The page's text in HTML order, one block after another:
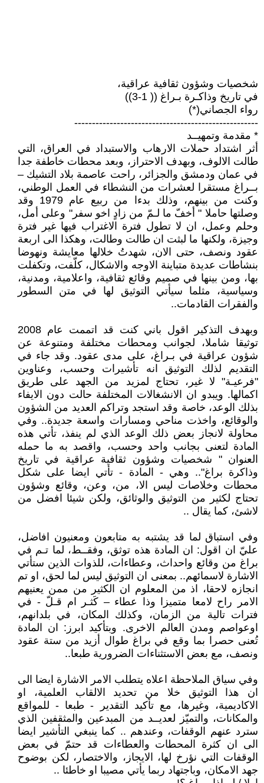
شخصيات وشؤون ثقافية عراقية،
في تاريخ وذاكـرة بـراغ (( 1-3))
رواء الجصاني(*)
----------------------------------------------------
* مقدمة وتمهيــد
أثر اشتداد حملات الارهاب والاستبداد في العراق، التي
طالت الالوف، وبهدف الاحتراز، وبعد محطات خاطفة جدا
في عمان ودمشق والجزائر، راحت عاصمة بلاد التشيك –
بــراغ مستقرا لعشرات من النشطاء في العمل الوطني،
وكنت من بينهم، وذلك بدءا من ربيع عام 1979 وقد
وصلتها حاملا " أخفّ ما لـمّ من زادٍ اخو سفر" وعلى أمل،
وحلم وعمل، ان لا تطول فترة الاغتراب فيها غير فترة
وجيزة، ولكنها ما لبثت ان طالت وطالت، وهكذا الى اربعة
عقود ونصف، حتى الان، شهدتُ خلالها معايشة ونهوضا
بنشاطات عديدة متباينة الاوجه والاشكال، كلّفت، وتكفلت
بها، ومن بينها في صميم وقائع ثقافية، واعلامية، ومدنية،
وسياسية، مثلما سيأتي التوثيق لها في متن السطور
والفقرات القادمات..
وبهدف التذكير اقول باني كنت قد اتممت عام 2008
توثيقا شاملا، لجوانب ومحطات مختلفة ومتنوعة عن
شؤون عراقية في بـراغ، على مدى عقود. وقد جاء في
التقديم لذلك التوثيق انه تأشيرات وحسب، وعناوين
"فرعيـة" لا غير، تحتاج لمزيد من الجهد على طريق
اكمالها. ويبدو ان الانشغالات المختلفة حالت دون الايفاء
بذلك الوعد، خاصة وقد استجد وتراكم العديد من الشؤون
والوقائع، واخذت مناحي ومسارات واسعة جديدة.. وفي
محاولة لانجاز بعض ذلك الوعد الذي لم ينفذ، تأتي هذه
المادة لتعنى بجانب واحد وحسب، واقصد به ما حمله
العنوان " شخصيات وشؤون ثقافية عراقية في تاريخ
وذاكرة براغ".. وهي - المادة - تأتي ايضا على شكل
محطات وخلاصات ليس الا، من، وعن، وقائع وشؤون
تحتاج لكثير من التوثيق والوثائق، ولكن شيئا افضل من
لاشئ، كما يقال ..
وفي استباق لما قد يشتبه به متابعون ومعنيون افاضل،
عليّ ان اقول: ان المادة هذه توثق، وفقــط، لما تـم في
براغ من وقائع واحداث، وعطاءات، للذوات الذين ستأتي
الاشارة لاسمائهم.. بمعنى ان التوثيق ليس لما لحق، او تم
انجازه لاحقا، اذ من المعلوم ان الكثير من ممن يعنيهم
الامر راح لامعا متميزا وذا عطاء – كَثـر ام قـلّ - في
فترات تالية من الزمان، وكذلك المكان، في بلدانهم،
اوعواصم ومدن العالم الاخرى. وبتأكيد ابرز: ان المادة
تُعنى حصرا بما وقع في براغ طوال أزيد من ستة عقود
ونصف، مع بعض الاستثناءات الضرورية طبعا..
وفي سياق الملاحظة اعلاه يتطلب الامر الاشارة ايضا الى
ان هذا التوثيق خلا من تحديد الالقاب العلمية، او
الاكاديمية، وغيرها، مع تأكيد التقدير - طبعا - للمواقع
والمكانات، والتميّز لعديــد من المبدعين والمثقفين الذي
سترد عنهم الوقفات، وعندهم .. كما ينبغي التأشير ايضا
الى ان كثرة المحطات والعطاءات قد حتمّ في بعض
الوقفات التي نؤرخ لها، الايجاز، والاختصار، لكن بوضوح
جهد الامكان، وباجتهاد ربما يأتي مصيبا او خاطئا ..